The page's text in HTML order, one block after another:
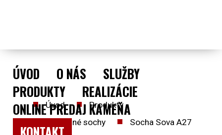
ÚVOD O NÁS
SLUŽBY
PRODUKTY
REALIZÁCIE
ONLINE PREDAJ KAMEŇA
Úvod
Produkty
Záhradné sochy
Socha Sova A27
ÚVOD
O
NÁS